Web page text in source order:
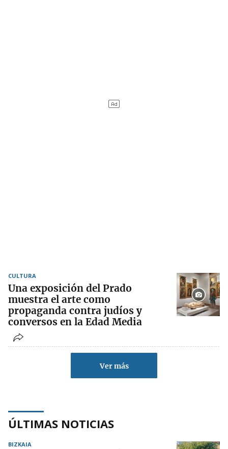
CULTURA
Una exposición del Prado
muestra el arte como
propaganda contra judíos y
conversos en la Edad Media
Ver más
ÚLTIMAS NOTICIAS
BIZKAIA